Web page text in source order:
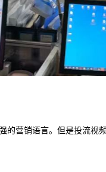
的营销语言。但是投流视